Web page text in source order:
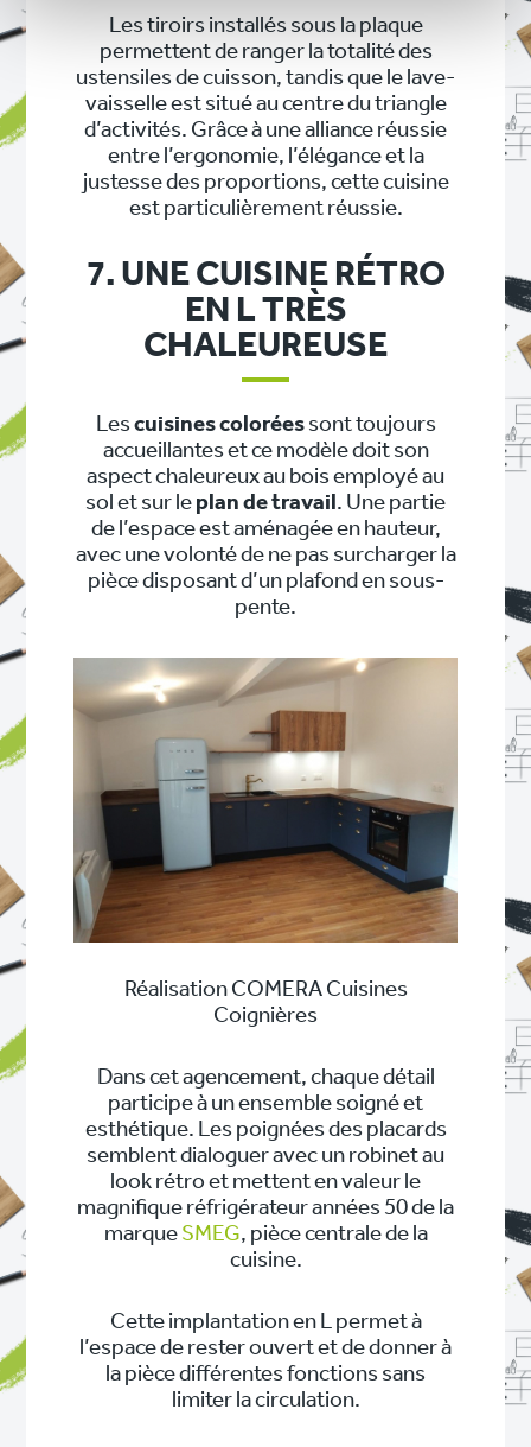
Les tiroirs installés sous la plaque
permettent de ranger la totalité des
ustensiles de cuisson, tandis que le lave-
vaisselle est situé au centre du triangle
d’activités. Grâce à une alliance réussie
entre l’ergonomie, l’élégance et la
justesse des proportions, cette cuisine
est particulièrement réussie.
7. UNE CUISINE RÉTRO
EN L TRÈS
CHALEUREUSE
Lescuisines coloréessont toujours
accueillantes et ce modèle doit son
aspect chaleureux au bois employé au
sol et sur le plan de travail . Une partie
de l’espace est aménagée en hauteur,
avec une volonté de ne pas surcharger la
pièce disposant d’un plafond en sous-
pente.
Réalisation COMERA Cuisines
Coignières
Dans cet agencement, chaque détail
participe à un ensemble soigné et
esthétique. Les poignées des placards
semblent dialoguer avec un robinet au
look rétro et mettent en valeur le
magnifique réfrigérateur années 50 de la
marque SMEG, pièce centrale de la
cuisine.
Cette implantation en L permet à
l’espace de rester ouvert et de donner à
la pièce différentes fonctions sans
limiter la circulation.